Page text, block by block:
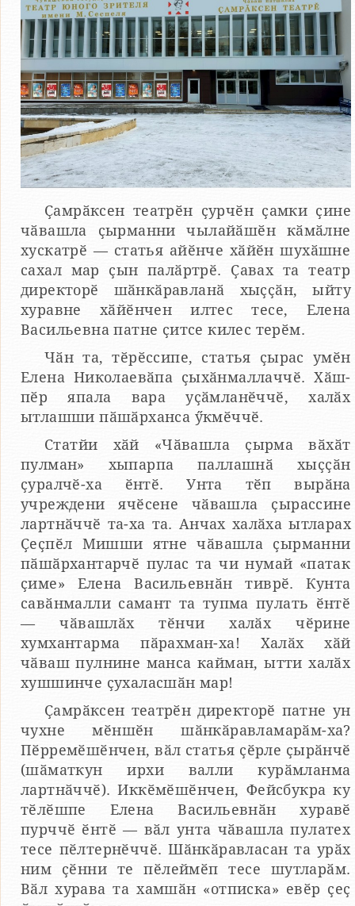
Ҫамрӑксен театрӗн ҫурчӗн ҫамки ҫине
чӑвашла ҫырманни чылайӑшӗн кӑмӑлне
хускатрӗ — статья айӗнче хӑйӗн шухӑшне
сахал мар ҫын палӑртрӗ. Ҫавах та театр
директорӗ шӑнкӑравланӑ хыҫҫӑн, ыйту
хуравне хӑйӗнчен илтес тесе, Елена
Васильевна патне ҫитсе килес терӗм.
Чӑн та, тӗрӗссипе, статья ҫырас умӗн
Елена Николаевӑпа ҫыхӑнмаллаччӗ. Хӑш-
пӗр япала вара уҫӑмланӗччӗ, халӑх
ытлашши пӑшӑрханса ӳкмӗччӗ.
Статйи хӑй «Чӑвашла ҫырма вӑхӑт
пулман» хыпарпа паллашнӑ хыҫҫӑн
ҫуралчӗ-ха ӗнтӗ. Унта тӗп вырӑна
учреждени ячӗсене чӑвашла ҫырассине
лартнӑччӗ та-ха та. Анчах халӑха ытларах
Ҫеҫпӗл Мишши ятне чӑвашла ҫырманни
пӑшӑрхантарчӗ пулас та чи нумай «патак
ҫиме» Елена Васильевнӑн тиврӗ. Кунта
савӑнмалли самант та тупма пулать ӗнтӗ
— чӑвашлӑх тӗнчи халӑх чӗрине
хумхантарма пӑрахман-ха! Халӑх хӑй
чӑваш пулнине манса кайман, ытти халӑх
хушшинче ҫухаласшӑн мар!
Ҫамрӑксен театрӗн директорӗ патне ун
чухне мӗншӗн шӑнкӑравламарӑм-ха?
Пӗрремӗшӗнчен, вӑл статья ҫӗрле ҫырӑнчӗ
(шӑматкун ирхи валли курӑмланма
лартнӑччӗ). Иккӗмӗшӗнчен, Фейсбукра ку
тӗлӗшпе Елена Васильевнӑн хуравӗ
пурччӗ ӗнтӗ — вӑл унта чӑвашла пулатех
тесе пӗлтернӗччӗ. Шӑнкӑравласан та урӑх
ним ҫӗнни те пӗлеймӗп тесе шутларӑм.
Вӑл хурава та хамшӑн «отписка» евӗр ҫеҫ